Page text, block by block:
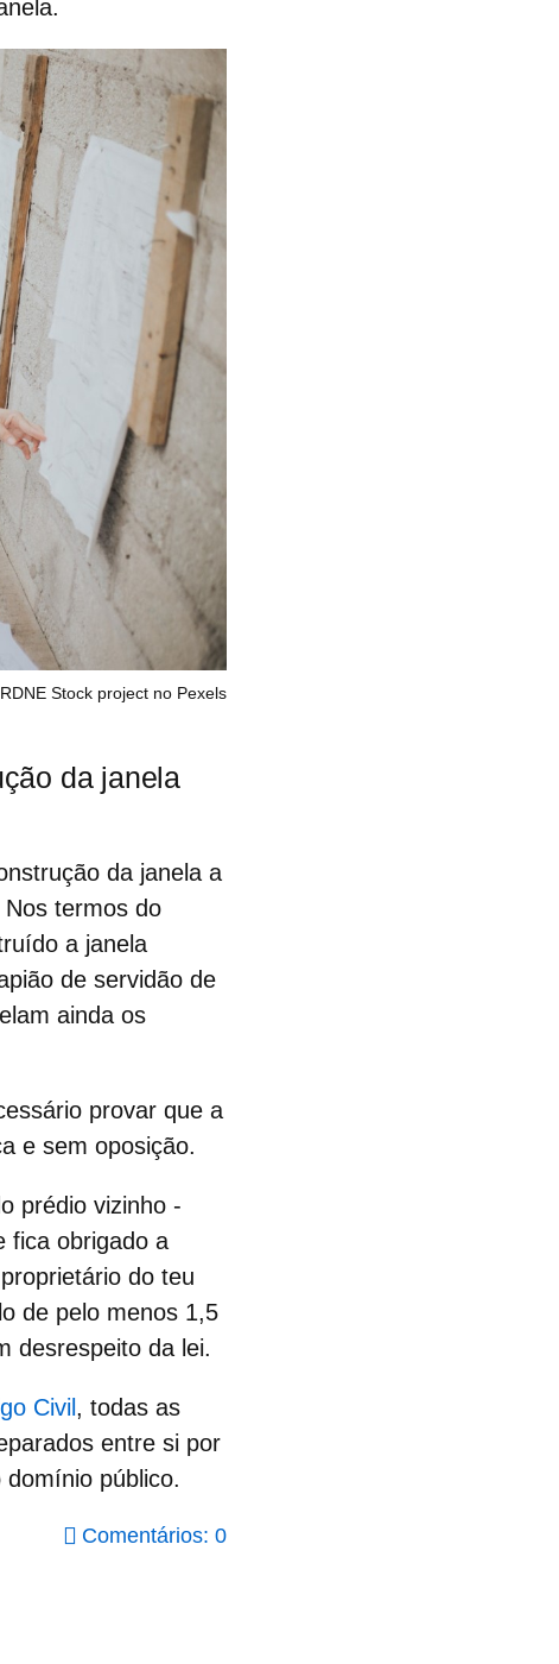
Stock project no Pexels
da janela
da janelaa
termos do
a janela
de servidão de
ainda os
provar que a
e sem oposição.
prédio vizinho -
fica obrigado a
do teu
de pelo menos 1,5
desrespeito da lei.
Civil , todas as
s entre si por
público.
Comentários: 0